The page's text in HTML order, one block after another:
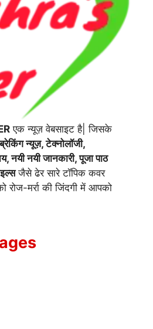
एक न्यूज़ वेबसाइट है| जिसके
ब्रेकिंग न्यूज़, टेक्नोलॉजी,
नयी नयी जानकारी, पूजा पाठ
जैसे ढेर सारे टॉपिक कवर
मर्रा की जिंदगी में आपको